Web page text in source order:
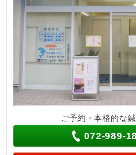
ご予約・本格的な
072-989-